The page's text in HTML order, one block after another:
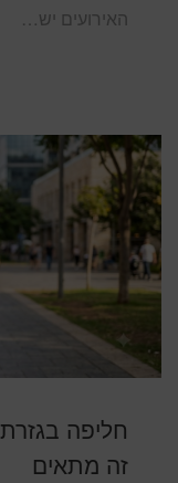
האירועים יש…
חליפה
זה מתאים